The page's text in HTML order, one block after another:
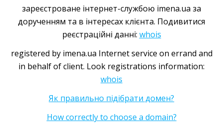
зареєстроване інтернет-службою imena.ua за
дорученням та в інтересах клієнта. Подивитися
реєстраційні данні: whois
registered by imena.ua Internet service on errand and
in behalf of client. Look registrations information:
whois
Як правильно підібрати домен?
How correctly to choose a domain?